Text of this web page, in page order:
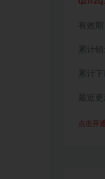
有效期
累计销
累计下
最近更
点击开